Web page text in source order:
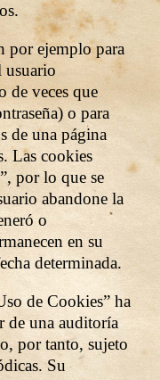
por ejemplo para
usuario
de veces que
o para
de una página
Las cookies
por lo que se
abandone la
o
en su
determinada.
de Cookies” ha
de una auditoría
por tanto, sujeto
Su